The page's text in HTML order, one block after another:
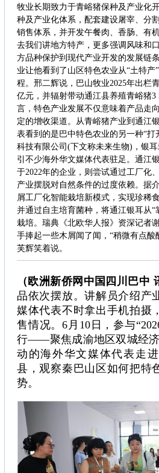
牧业长期致力于青峪猪保种及产业化
种及产业化体系，配套建设屠宰、分
销售体系，并开发午餐肉、香肠、有
去我们讲地方特产，更多强调风味和
方品种保护到现代产业开发的发展链
业让他看到了山区特色农业从“土特产
程。邢二辉说，巴山牧业2025年出栏
亿元，并辐射带动通江县养殖青峪猪3
言，特色产业发展不仅意味着产品走
定的增收渠道。从青峪猪产业到通江
表看到的是巴中特色农业的另一种“打
科技有限公司(下文称未来生物)，银
引不少海外华文媒体代表驻足。通江
于2022年的企业，则尝试通过工厂化
产业摆脱对自然条件的过度依赖。据
屑工厂化智能栽培新模式，实现珍稀
并通过自主培育菌种，将通江银耳从“
栽培。瑞典《北欧华人报》资深记者
手捧起一些木屑闻了闻，“稍微有点酸
芙辉笑着说。
（欧洲新侨网中国四川巴中
品依次摆放。讲解员介绍产
媒体代表不时拿出手机拍摄
售情况。6月10日，参与
行——聚焦成渝地区双城经
动的海外华文媒体代表走
县，观察秦巴山区如何把特
势。